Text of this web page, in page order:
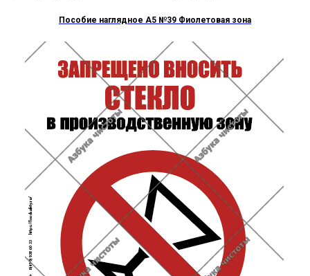
Пособие наглядное А5 №39 Фиолетовая зона